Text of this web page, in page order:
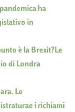
ha
in
è la Brexit?Le
di Londra
Le
i richiami